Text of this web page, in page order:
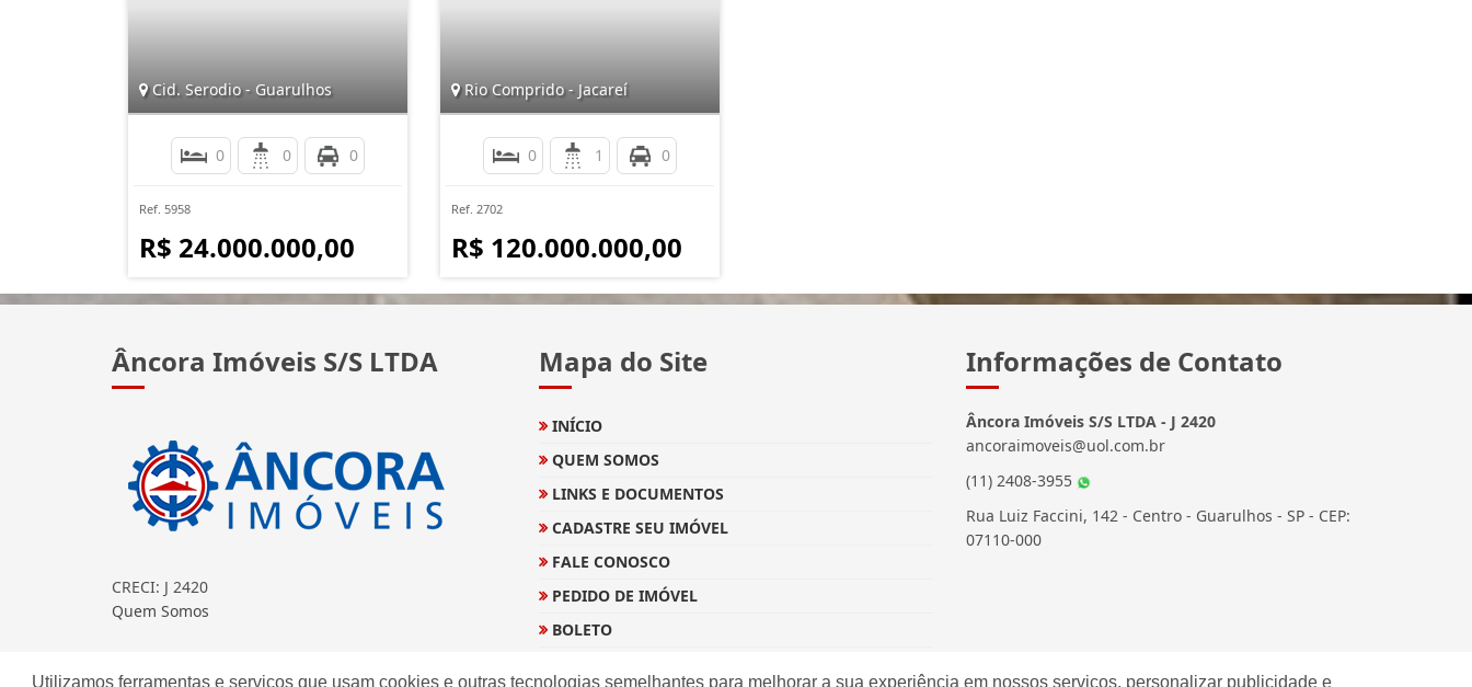
Utilizamos ferramentas e serviços que usam cookies e outras tecnologias semelhantes para melhorar a sua experiência em nossos serviços, personalizar publicidade e
Cid. Serodio - Guarulhos
0 0 0
Ref. 5958
R$ 24.000.000,00
Rio Comprido - Jacareí
0 1 0
Ref. 2702
R$ 120.000.000,00
Âncora Imóveis S/S LTDA
CRECI: J 2420
Quem Somos
Mapa do Site
INÍCIO
QUEM SOMOS
LINKS E DOCUMENTOS
CADASTRE SEU IMÓVEL
FALE CONOSCO
PEDIDO DE IMÓVEL
BOLETO
Informações de Contato
Âncora Imóveis S/S LTDA - J 2420
ancoraimoveis@uol.com.br
(11) 2408-3955
Rua Luiz Faccini, 142 - Centro - Guarulhos - SP - CEP:
07110-000